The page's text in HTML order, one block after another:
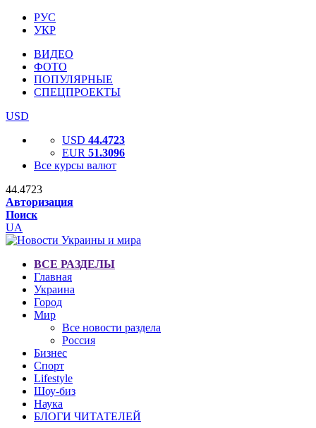
РУС
УКР
ВИДЕО
ФОТО
ПОПУЛЯРНЫЕ
СПЕЦПРОЕКТЫ
USD
USD 44.4723
EUR 51.3096
Все курсы валют
44.4723
Авторизация
Поиск
UA
ВСЕ РАЗДЕЛЫ
Главная
Украина
Город
Мир
Все новости раздела
Россия
Бизнес
Спорт
Lifestyle
Шоу-биз
Наука
БЛОГИ ЧИТАТЕЛЕЙ